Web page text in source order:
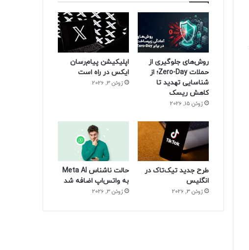
روش‌های جلوگیری از
حملات Zero-Day؛ از
شناسایی تهدید تا
کاهش ریسک
ژوئن 15, 2026
اپلیکیشن پیام‌رسان
ایکس در راه است
ژوئن 3, 2026
طرح جدید تیک‌تاک در
انگلیس
ژوئن 3, 2026
حالت ناشناس Meta AI
به واتس‌اپ اضافه شد
ژوئن 3, 2026